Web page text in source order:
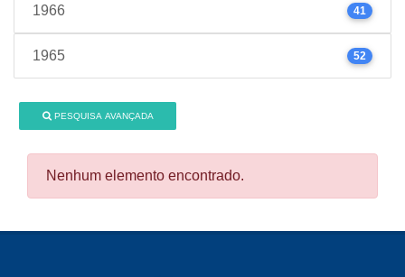
1966 41
1965 52
PESQUISA AVANÇADA
Nenhum elemento encontrado.